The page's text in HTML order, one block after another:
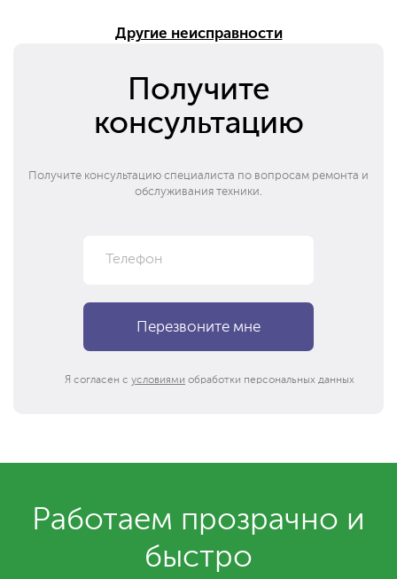
Другие неисправности
Получите
консультацию
Получите консультацию специалиста по вопросам ремонта и
обслуживания техники.
Я согласен с условиями обработки персональных данных
Работаем прозрачно и
быстро